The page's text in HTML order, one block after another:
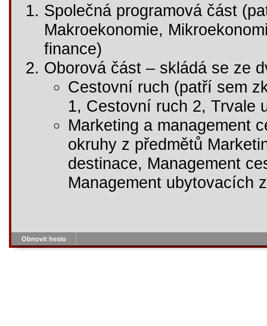
Společná programová část
Makroekonomie,
finance)
Oborová část – skládá se ze
Cestovní ruch (patří sem
1, Cestovní ruch 2, Trvale
Marketing a management
okruhy z předmětů
destinace, Management
Management ubytovacích
Obnovit heslo